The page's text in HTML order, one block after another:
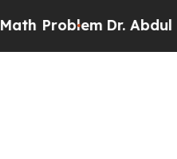
Dr. Abdul El-